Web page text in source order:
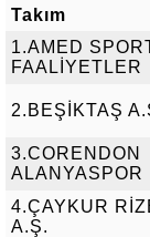
Takım
1.AMED
FAALİYETLER
2.BEŞİKTAŞ
3.CORENDON
ALANYASPOR
4.ÇAYKUR
A.Ş.